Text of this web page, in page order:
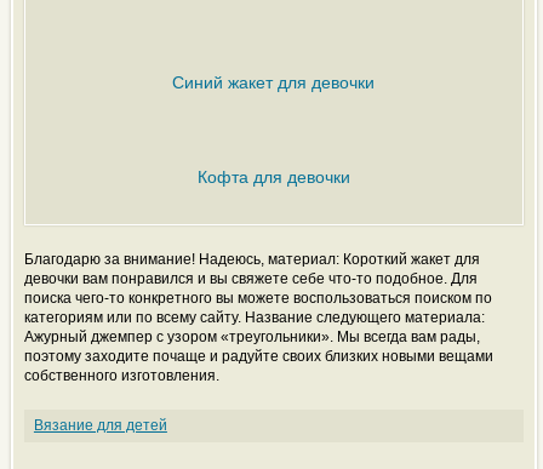
Синий жакет для девочки
Кофта для девочки
Благодарю за внимание! Надеюсь, материал: Короткий жакет для
девочки вам понравился и вы свяжете себе что-то подобное. Для
поиска чего-то конкретного вы можете воспользоваться поиском по
категориям или по всему сайту. Название следующего материала:
Ажурный джемпер с узором «треугольники». Мы всегда вам рады,
поэтому заходите почаще и радуйте своих близких новыми вещами
собственного изготовления.
Вязание для детей